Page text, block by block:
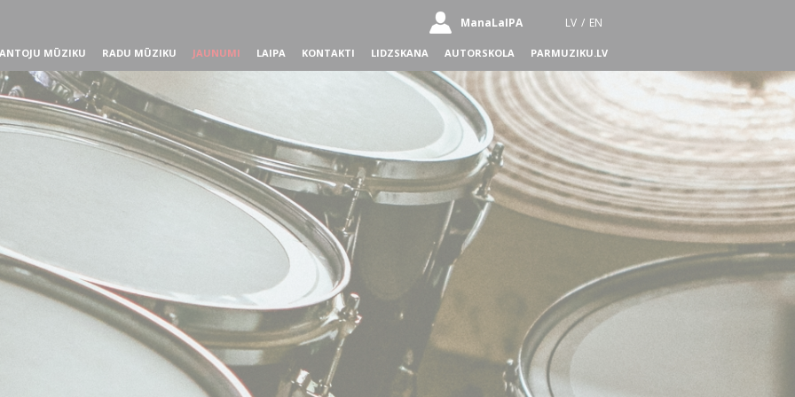
ManaLaIPA LV / EN
MŪZIKU RADU MŪZIKU JAUNUMI LAIPA KONTAKTI LIDZSKANA AUTORSKOLA PARMUZIKU.LV